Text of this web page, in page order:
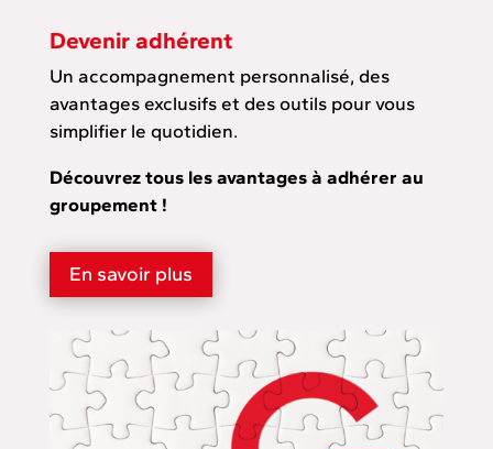
Devenir adhérent
Un accompagnement personnalisé, des
avantages exclusifs et des outils pour vous
simplifier le quotidien.
Découvrez tous les avantages à adhérer au
groupement !
En savoir plus